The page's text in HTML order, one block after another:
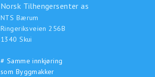
Norsk Tilhengersenter as
NTS Bærum
Ringeriksveien 256B
1340 Skui
# Samme innkjøring
som Byggmakker